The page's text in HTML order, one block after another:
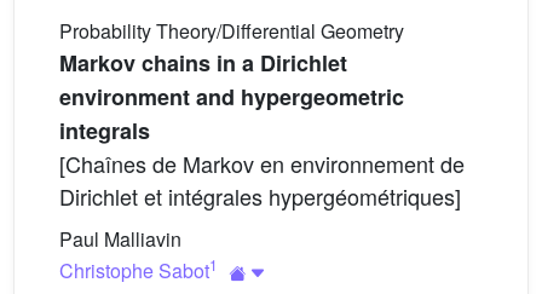
Probability Theory/Differential Geometry
Markov chains in a Dirichlet
environment and hypergeometric
integrals
[Chaînes de Markov en environnement de
Dirichlet et intégrales hypergéométriques]
Paul Malliavin
Christophe Sabot1